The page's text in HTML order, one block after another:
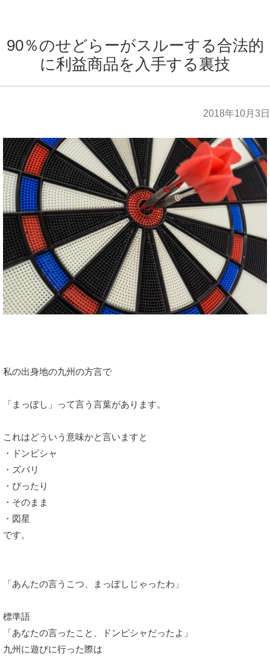
90％のせどらーがスルーする合法的
に利益商品を入手する裏技
2018年10月3日
私の出身地の九州の方言で
「まっぽし」って言う言葉があります。
これはどういう意味かと言いますと
・ドンピシャ
・ズバリ
・ぴったり
・そのまま
・図星
です。
「あんたの言うこつ、まっぽしじゃったわ」
標準語
「あなたの言ったこと、ドンピシャだったよ」
九州に遊びに行った際は